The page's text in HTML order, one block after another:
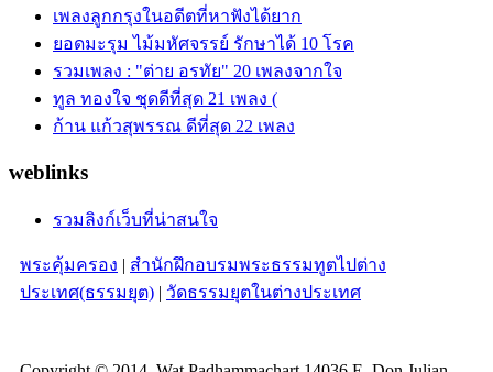
เพลงลูกกรุงในอดีตที่หาฟังได้ยาก
ยอดมะรุม ไม้มหัศจรรย์ รักษาได้ 10 โรค
รวมเพลง : "ต่าย อรทัย" 20 เพลงจากใจ
ทูล ทองใจ ชุดดีที่สุด 21 เพลง (
ก้าน แก้วสุพรรณ ดีที่สุด 22 เพลง
weblinks
รวมลิงก์เว็บที่น่าสนใจ
พระคุ้มครอง | สำนักฝึกอบรมพระธรรมทูตไปต่าง
ประเทศ(ธรรมยุต) | วัดธรรมยุตในต่างประเทศ